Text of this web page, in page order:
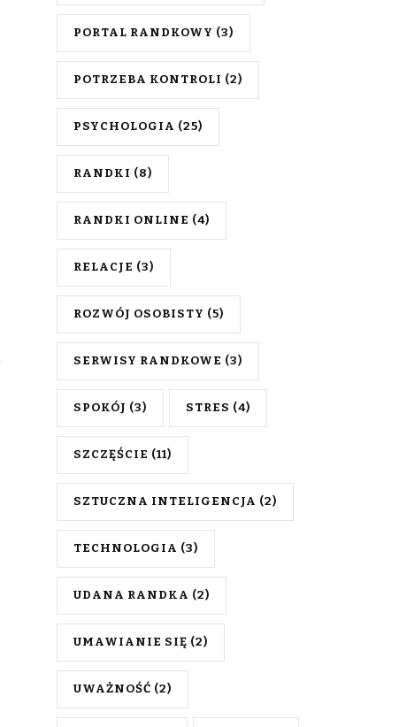
PORTAL RANDKOWY (3)
POTRZEBA KONTROLI (2)
PSYCHOLOGIA (25)
RANDKI (8)
RANDKI ONLINE (4)
RELACJE (3)
ROZWÓJ OSOBISTY (5)
SERWISY RANDKOWE (3)
SPOKÓJ (3) STRES (4)
SZCZĘŚCIE (11)
SZTUCZNA INTELIGENCJA (2)
TECHNOLOGIA (3)
UDANA RANDKA (2)
UMAWIANIE SIĘ (2)
UWAŻNOŚĆ (2)